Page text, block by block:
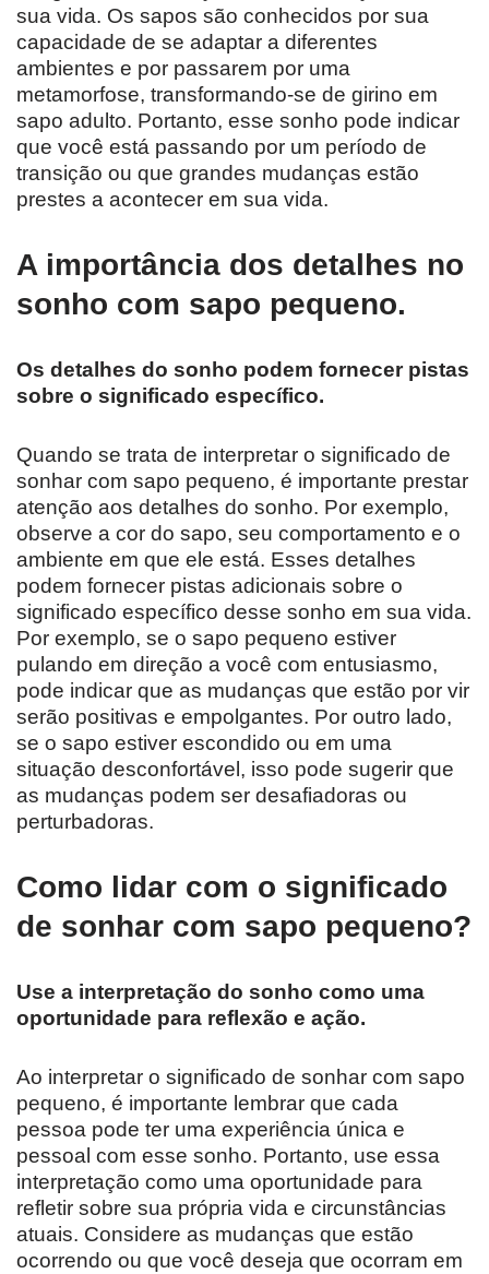
sua vida. Os sapos são conhecidos por sua
capacidade de se adaptar a diferentes
ambientes e por passarem por uma
metamorfose, transformando-se de girino em
sapo adulto. Portanto, esse sonho pode indicar
que você está passando por um período de
transição ou que grandes mudanças estão
prestes a acontecer em sua vida.
A importância dos detalhes no
sonho com sapo pequeno.
Os detalhes do sonho podem fornecer pistas
sobre o significado específico.
Quando se trata de interpretar o significado de
sonhar com sapo pequeno, é importante prestar
atenção aos detalhes do sonho. Por exemplo,
observe a cor do sapo, seu comportamento e o
ambiente em que ele está. Esses detalhes
podem fornecer pistas adicionais sobre o
significado específico desse sonho em sua vida.
Por exemplo, se o sapo pequeno estiver
pulando em direção a você com entusiasmo,
pode indicar que as mudanças que estão por vir
serão positivas e empolgantes. Por outro lado,
se o sapo estiver escondido ou em uma
situação desconfortável, isso pode sugerir que
as mudanças podem ser desafiadoras ou
perturbadoras.
Como lidar com o significado
de sonhar com sapo pequeno?
Use a interpretação do sonho como uma
oportunidade para reflexão e ação.
Ao interpretar o significado de sonhar com sapo
pequeno, é importante lembrar que cada
pessoa pode ter uma experiência única e
pessoal com esse sonho. Portanto, use essa
interpretação como uma oportunidade para
refletir sobre sua própria vida e circunstâncias
atuais. Considere as mudanças que estão
ocorrendo ou que você deseja que ocorram em